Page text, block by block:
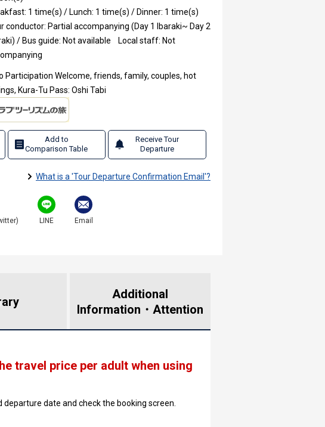
1 time(s) / Lunch: 1 time(s) / Dinner: 1 time(s)
conductor: Partial accompanying (Day 1 Ibaraki~ Day 2
/ Bus guide: Not available
Local staff: Not
Participation Welcome, friends, family, couples, hot
Kura-Tu Pass: Oshi Tabi
Add to
Comparison Table
Receive Tour
Departure
What is a 'Tour Departure Confirmation Email'?
LINE Email
Additional
Information・ Attention
travel price per adult when using
date and check the booking screen.